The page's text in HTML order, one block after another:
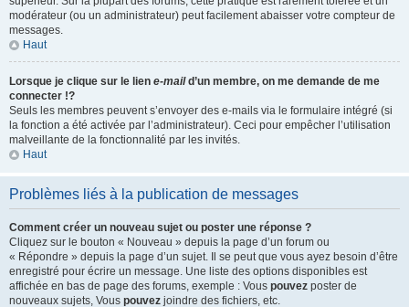
modérateur (ou un administrateur) peut facilement abaisser votre compteur de
messages.
Haut
Lorsque je clique sur le lien e-maild’un membre, on me demande de me
connecter !?
Seuls les membres peuvent s’envoyer des e-mails via le formulaire intégré (si
la fonction a été activée par l’administrateur). Ceci pour empêcher l’utilisation
malveillante de la fonctionnalité par les invités.
Haut
Problèmes liés à la publication de messages
Comment créer un nouveau sujet ou poster une réponse ?
Cliquez sur le bouton « Nouveau » depuis la page d’un forum ou
« Répondre » depuis la page d’un sujet. Il se peut que vous ayez besoin d’être
enregistré pour écrire un message. Une liste des options disponibles est
affichée en bas de page des forums, exemple : Vous pouvez poster de
nouveaux sujets, Vous pouvez joindre des fichiers, etc.